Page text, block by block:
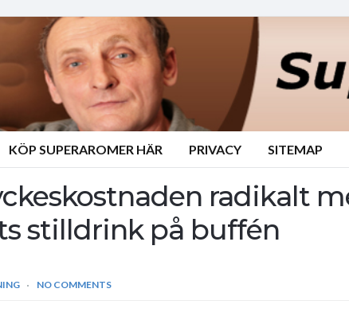
KÖP SUPERAROMER HÄR PRIVACY SITEMAP
radikalt
stilldrink på buffén
NO COMMENTS